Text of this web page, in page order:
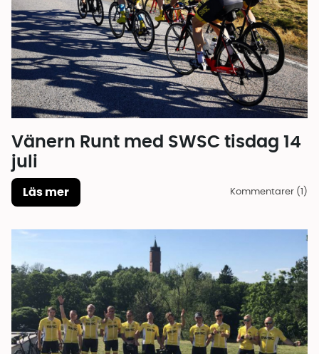
Vänern Runt med SWSC tisdag 14
juli
Läs mer Kommentarer (1)